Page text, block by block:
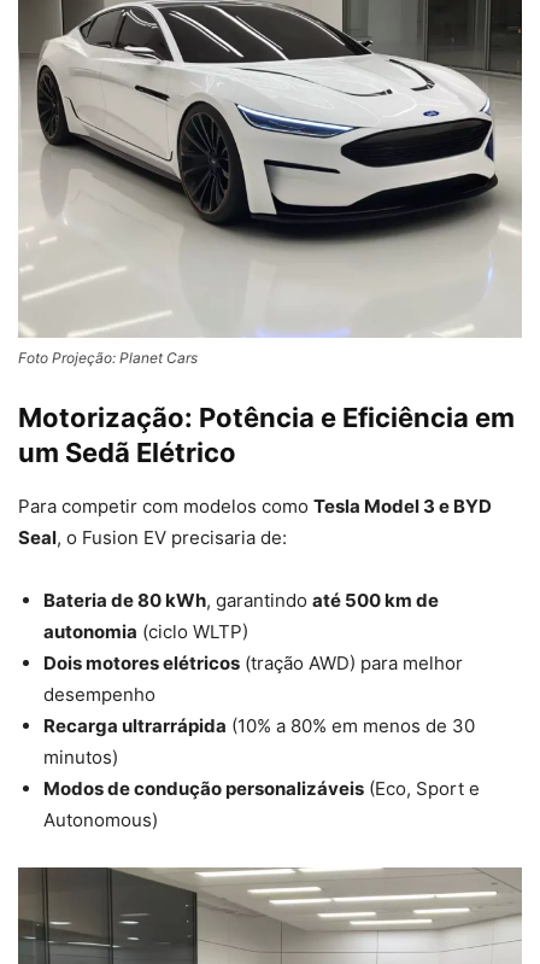
Foto Projeção: Planet Cars
Motorização: Potência e Eficiência em
um Sedã Elétrico
Para competir com modelos como Tesla Model 3 e BYD
Seal, o Fusion EV precisaria de:
Bateria de 80 kWh, garantindo até 500 km de
autonomia (ciclo WLTP)
Dois motores elétricos (tração AWD) para melhor
desempenho
Recarga ultrarrápida (10% a 80% em menos de 30
minutos)
Modos de condução personalizáveis (Eco, Sport e
Autonomous)